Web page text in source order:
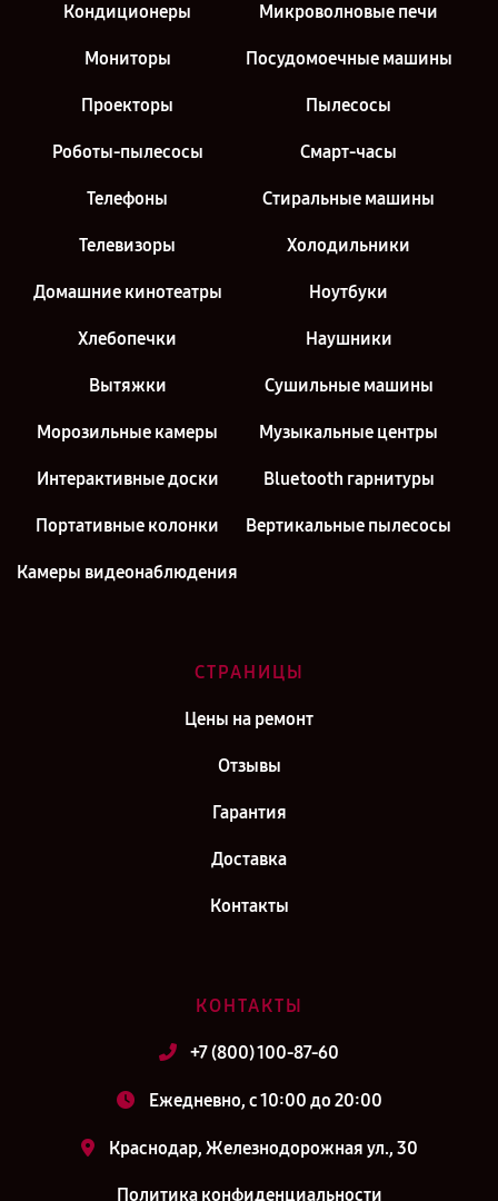
Кондиционеры Микроволновые печи
Мониторы Посудомоечные машины
Проекторы Пылесосы
Роботы-пылесосы Смарт-часы
Телефоны Стиральные машины
Телевизоры Холодильники
Домашние кинотеатры Ноутбуки
Хлебопечки Наушники
Вытяжки Сушильные машины
Морозильные камеры Музыкальные центры
Интерактивные доски Bluetooth гарнитуры
Портативные колонки Вертикальные пылесосы
Камеры видеонаблюдения
СТРАНИЦЫ
Цены на ремонт
Отзывы
Гарантия
Доставка
Контакты
КОНТАКТЫ
+7 (800) 100-87-60
Ежедневно, с 10:00 до 20:00
Краснодар, Железнодорожная ул., 30
Политика конфиденциальности